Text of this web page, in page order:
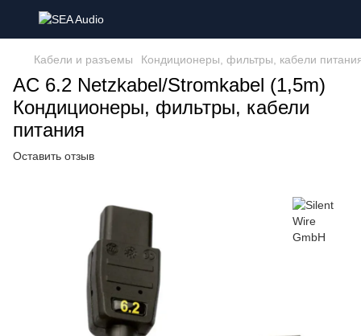
Кабели и разъемы Кондиционеры, фильтры, кабели
AC 6.2 Netzkabel/Stromkabel (1,5m)
Кондиционеры, фильтры, кабели
питания
Оставить отзыв